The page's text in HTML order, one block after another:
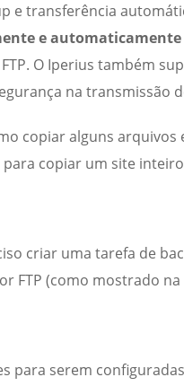
e transferência
e
O Iperius também
na transmissão
copiar alguns arquivos
copiar um site
criar uma tarefa de
FTP (como mostrado na
para serem